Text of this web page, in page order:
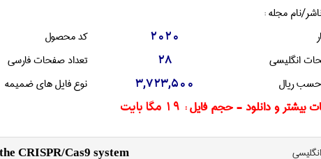
نام مجله :
2020 کد محصول
انگليسی 28 تعداد صفحات فارسی
ریال 3,723,500 نوع فایل های ضمیمه
بیشتر و دانلود - حجم فایل : 19 مگا بایت
CRISPR/Cas9 system